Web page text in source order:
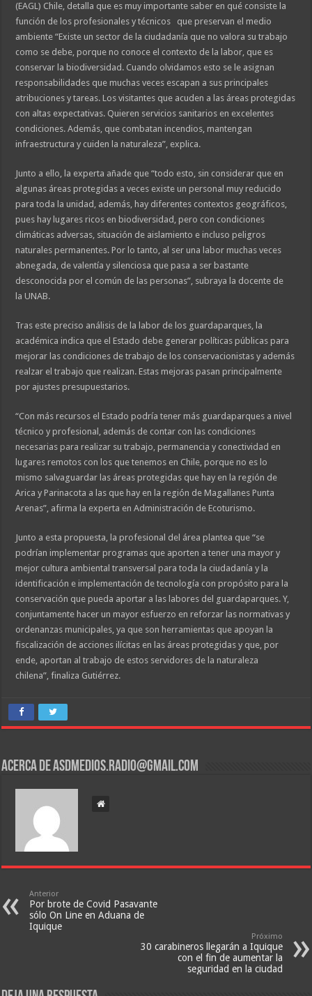
(EAGL) Chile, detalla que es muy importante saber en qué consiste la
función de los profesionales y técnicos que preservan el medio
ambiente “Existe un sector de la ciudadanía que no valora su trabajo
como se debe, porque no conoce el contexto de la labor, que es
conservar la biodiversidad. Cuando olvidamos esto se le asignan
responsabilidades que muchas veces escapan a sus principales
atribuciones y tareas. Los visitantes que acuden a las áreas protegidas
con altas expectativas. Quieren servicios sanitarios en excelentes
condiciones. Además, que combatan incendios, mantengan
infraestructura y cuiden la naturaleza”, explica.
Junto a ello, la experta añade que “todo esto, sin considerar que en
algunas áreas protegidas a veces existe un personal muy reducido
para toda la unidad, además, hay diferentes contextos geográficos,
pues hay lugares ricos en biodiversidad, pero con condiciones
climáticas adversas, situación de aislamiento e incluso peligros
naturales permanentes. Por lo tanto, al ser una labor muchas veces
abnegada, de valentía y silenciosa que pasa a ser bastante
desconocida por el común de las personas”, subraya la docente de
la UNAB.
Tras este preciso análisis de la labor de los guardaparques, la
académica indica que el Estado debe generar políticas públicas para
mejorar las condiciones de trabajo de los conservacionistas y además
realzar el trabajo que realizan. Estas mejoras pasan principalmente
por ajustes presupuestarios.
“Con más recursos el Estado podría tener más guardaparques a nivel
técnico y profesional, además de contar con las condiciones
necesarias para realizar su trabajo, permanencia y conectividad en
lugares remotos con los que tenemos en Chile, porque no es lo
mismo salvaguardar las áreas protegidas que hay en la región de
Arica y Parinacota a las que hay en la región de Magallanes Punta
Arenas”, afirma la experta en Administración de Ecoturismo.
Junto a esta propuesta, la profesional del área plantea que “se
podrían implementar programas que aporten a tener una mayor y
mejor cultura ambiental transversal para toda la ciudadanía y la
identificación e implementación de tecnología con propósito para la
conservación que pueda aportar a las labores del guardaparques. Y,
conjuntamente hacer un mayor esfuerzo en reforzar las normativas y
ordenanzas municipales, ya que son herramientas que apoyan la
fiscalización de acciones ilícitas en las áreas protegidas y que, por
ende, aportan al trabajo de estos servidores de la naturaleza
chilena”, finaliza Gutiérrez.
Acerca de asdmedios.radio@gmail.com
Anterior
Por brote de Covid Pasavante
sólo On Line en Aduana de
Iquique
Próximo
30 carabineros llegarán a Iquique
con el fin de aumentar la
seguridad en la ciudad